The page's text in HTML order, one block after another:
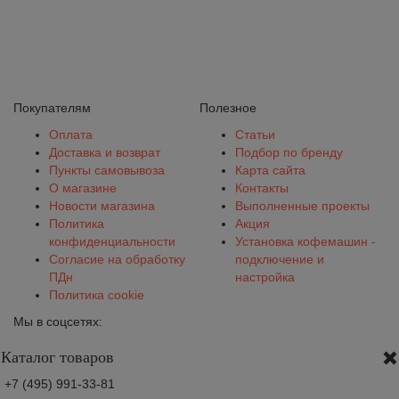
Покупателям
Оплата
Доставка и возврат
Пункты самовывоза
О магазине
Новости магазина
Политика
конфиденциальности
Согласие на обработку
ПДн
Политика cookie
Полезное
Статьи
Подбор по бренду
Карта сайта
Контакты
Выполненные проекты
Акция
Установка кофемашин -
подключение и
настройка
Мы в соцсетях:
Каталог товаров
+7 (495) 991-33-81